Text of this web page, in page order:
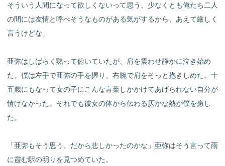
そういう人間になって欲しくないって思う。少なくとも俺たち二人
の間には友情と呼べそうなものがある気がするから、あえて厳しく
言うけどな」
亜弥はしばらく黙って俯いていたが、肩を震わせ静かに泣き始め
た。僕は左手で亜弥の手を握り、右腕で肩をそっと抱きしめた。十
五歳にもなって女の子にこんな言葉しかかけてあげられない自分が
情けなかった。それでも彼女の体から伝わる仄かな熱が僕を癒し
た。
「亜弥もそう思う。だから悲しかったのかな」亜弥はそう言って雨
に霞む駅の明りを見つめていた。